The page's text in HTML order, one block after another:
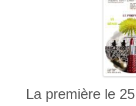
La première le